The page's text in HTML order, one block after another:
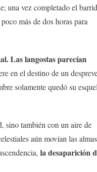
una vez completado el
más de dos horas para
Las langostas parecían
en el destino de un
solamente quedó su
sino también con un aire de
aún movían las
la desaparición